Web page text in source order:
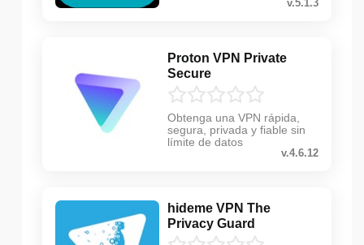
v.5.1.3
Proton VPN Private
Secure
Obtenga una VPN rápida,
segura, privada y fiable sin
límite de datos
v.4.6.12
hideme VPN The
Privacy Guard